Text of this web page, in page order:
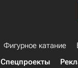
Фигурное катание
Спецпроекты